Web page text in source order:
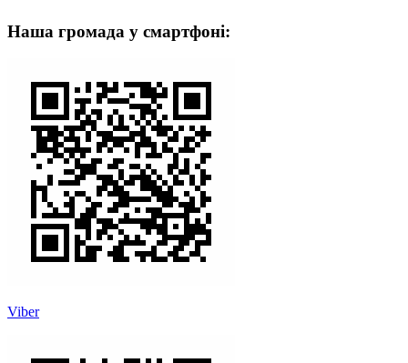
Наша громада у смартфоні:
Viber